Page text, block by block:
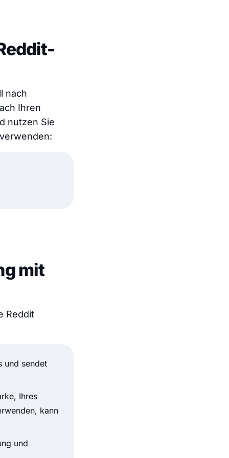
nach
Ihren
nutzen Sie
mit
Reddit
und sendet
Ihres
kann
und